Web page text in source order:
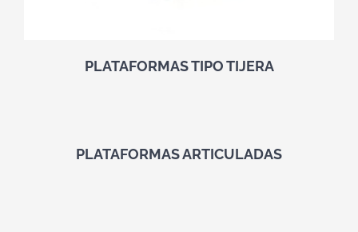
PLATAFORMAS TIPO TIJERA
PLATAFORMAS ARTICULADAS